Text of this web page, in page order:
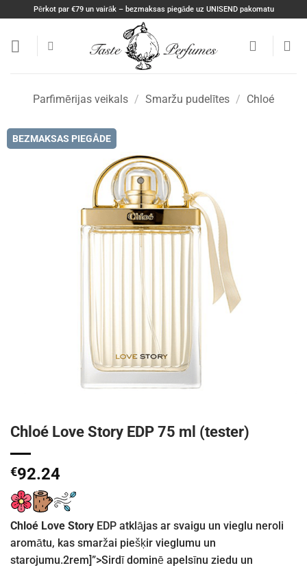
content
Pērkot par €79 un vairāk – bezmaksas piegāde uz UNISEND pakomatu
Parfimērijas veikals / Smaržu pudelītes / Chloé
BEZMAKSAS PIEGĀDE
Chloé Love Story EDP 75 ml (tester)
€92.24
Chloé Love Story EDP atklājas ar svaigu un vieglu neroli
aromātu, kas smaržai piešķir vieglumu un
starojumu.2rem]”>Sirdī dominē apelsīnu ziedu un